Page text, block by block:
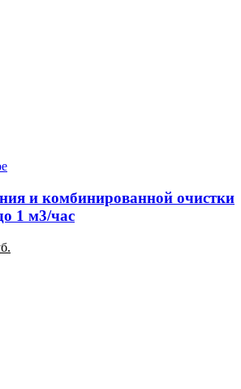
и комбинированной очистки
1 м3/час